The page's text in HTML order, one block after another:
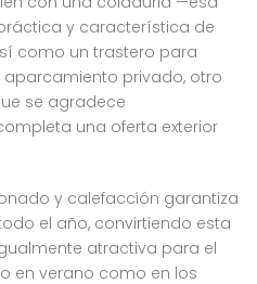
y característica de
como un trastero para
aparcamiento privado, otro
se agradece
una oferta exterior
y calefacción garantiza
el año, convirtiendo esta
atractiva para el
en verano como en los